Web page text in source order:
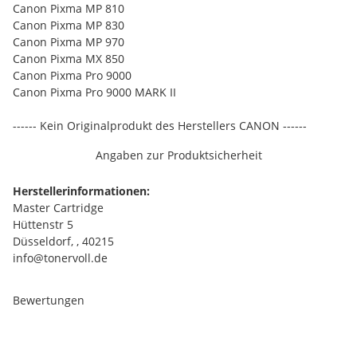
Canon Pixma MP 810
Canon Pixma MP 830
Canon Pixma MP 970
Canon Pixma MX 850
Canon Pixma Pro 9000
Canon Pixma Pro 9000 MARK II
------ Kein Originalprodukt des Herstellers CANON ------
Angaben zur Produktsicherheit
Herstellerinformationen:
Master Cartridge
Hüttenstr 5
Düsseldorf, , 40215
info@tonervoll.de
Bewertungen